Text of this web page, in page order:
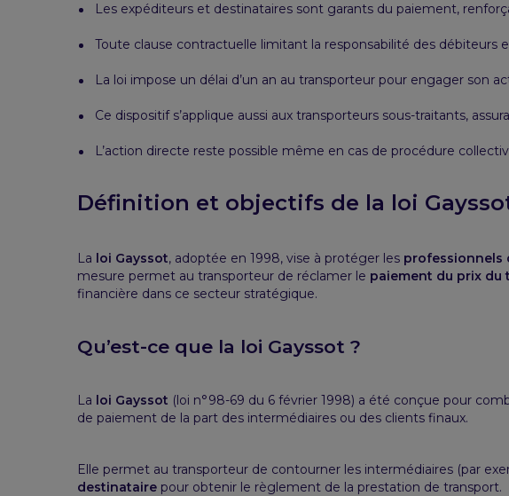
Les expéditeurs et destinataires sont garants du paiement,
Toute clause contractuelle limitant la responsabilité des débiteurs
La loi impose un délai d’un an au transporteur pour engager son
Ce dispositif s’applique aussi aux transporteurs sous-traitants,
L’action directe reste possible même en cas de procédure
Définition et objectifs de la loi
La loi Gayssot, adoptée en 1998, vise à protéger les professionnels
mesure permet au transporteur de réclamer le paiement du prix du
financière dans ce secteur stratégique.
Qu’est-ce que la loi Gayssot ?
La loi Gayssot (loi n°98-69 du 6 février 1998) a été conçue pour
de paiement de la part des intermédiaires ou des clients finaux.
Elle permet au transporteur de contourner les intermédiaires (par
destinataire pour obtenir le règlement de la prestation de transport.